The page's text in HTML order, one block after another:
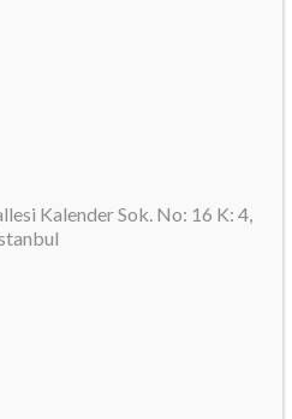
Kalender Sok. No: 16 K: 4,